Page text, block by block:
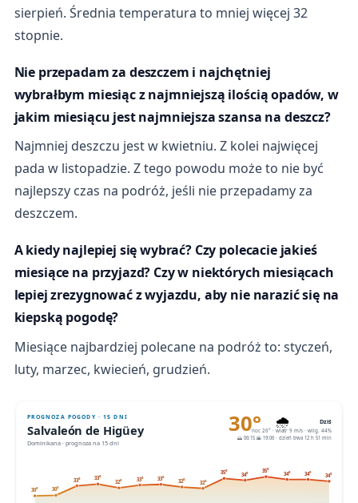
sierpień. Średnia temperatura to mniej więcej 32
stopnie.
Nie przepadam za deszczem i najchętniej
wybrałbym miesiąc z najmniejszą ilością opadów, w
jakim miesiącu jest najmniejsza szansa na deszcz?
Najmniej deszczu jest w kwietniu. Z kolei najwięcej
pada w listopadzie. Z tego powodu może to nie być
najlepszy czas na podróż, jeśli nie przepadamy za
deszczem.
A kiedy najlepiej się wybrać? Czy polecacie jakieś
miesiące na przyjazd? Czy w niektórych miesiącach
lepiej zrezygnować z wyjazdu, aby nie narazić się na
kiepską pogodę?
Miesiące najbardziej polecane na podróż to: styczeń,
luty, marzec, kwiecień, grudzień.